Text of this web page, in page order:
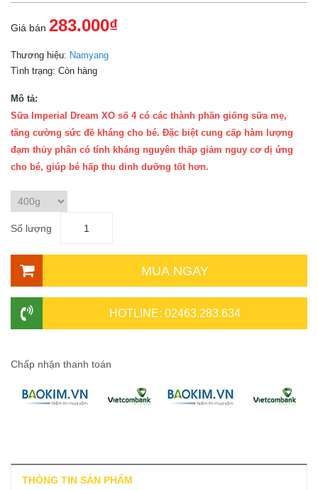
Giá bán 283.000₫
Thương hiệu: Namyang
Tình trạng: Còn hàng
Mô tả:
Sữa Imperial Dream XO số 4 có các thành phần giống sữa mẹ,
tăng cường sức đề kháng cho bé. Đặc biệt cung cấp hàm lượng
đạm thủy phân có tính kháng nguyên thấp giảm nguy cơ dị ứng
cho bé, giúp bé hấp thu dinh dưỡng tốt hơn.
Số lượng
MUA NGAY
HOTLINE: 02463.283.634
Chấp nhận thanh toán
THÔNG TIN SẢN PHẨM